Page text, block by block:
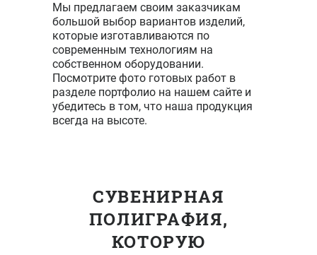
Мы предлагаем своим заказчикам
большой выбор вариантов изделий,
которые изготавливаются по
современным технологиям на
собственном оборудовании.
Посмотрите фото готовых работ в
разделе портфолио на нашем сайте и
убедитесь в том, что наша продукция
всегда на высоте.
СУВЕНИРНАЯ
ПОЛИГРАФИЯ,
КОТОРУЮ